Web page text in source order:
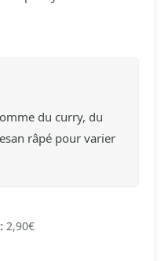
du curry, du
râpé pour varier
2,90€